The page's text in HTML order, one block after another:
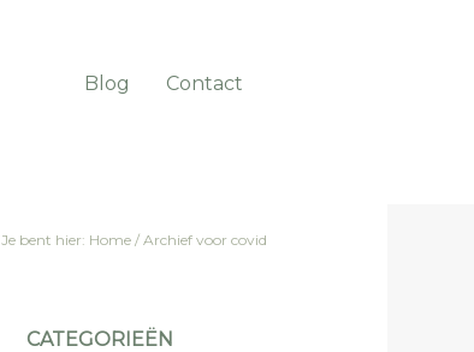
Blog Contact
Je bent hier: Home / Archief voor covid
CATEGORIEËN